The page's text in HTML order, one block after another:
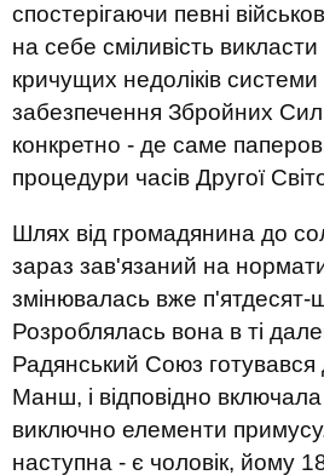
спостерігаючи певні
на себе сміливість
кричущих недоліків
забезпечення Збройних Сил
конкретно - де саме паперові
процедури часів Другої
Шлях від громадянина до
зараз зав'язаний на
змінювалась вже п'ятдесят-
Розроблялась вона в ті
Радянський Союз готувався
Манш, і відповідно
виключно елементи
наступна - є чоловік, йому